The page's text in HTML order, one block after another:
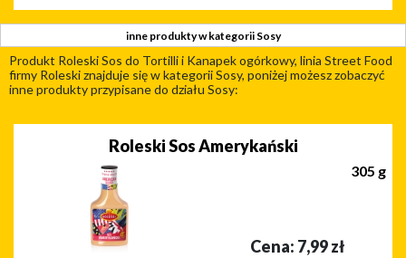
inne produkty w kategorii Sosy
Produkt Roleski Sos do Tortilli i Kanapek ogórkowy, linia Street Food
firmy Roleski znajduje się w kategorii Sosy, poniżej możesz zobaczyć
inne produkty przypisane do działu Sosy:
Roleski Sos Amerykański
305 g
Cena: 7,99 zł